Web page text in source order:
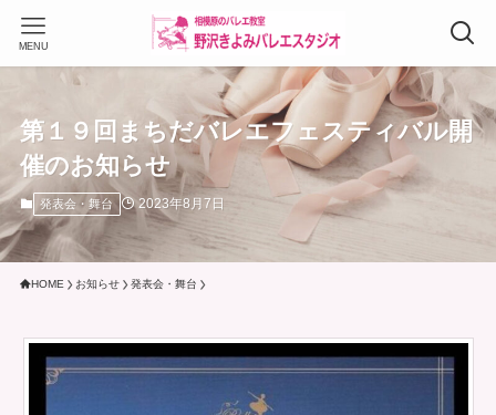
MENU
第１９回まちだバレエフェスティバル開
催のお知らせ
発表会・舞台 2023年8月7日
HOME お知らせ 発表会・舞台